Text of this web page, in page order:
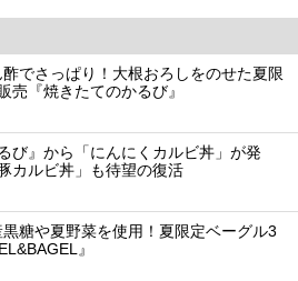
でさっぱり！大根おろしをのせた夏限
売『焼きたてのかるび』
び』から「にんにくカルビ丼」が発
カルビ丼」も待望の復活
糖や夏野菜を使用！夏限定ベーグル3
』